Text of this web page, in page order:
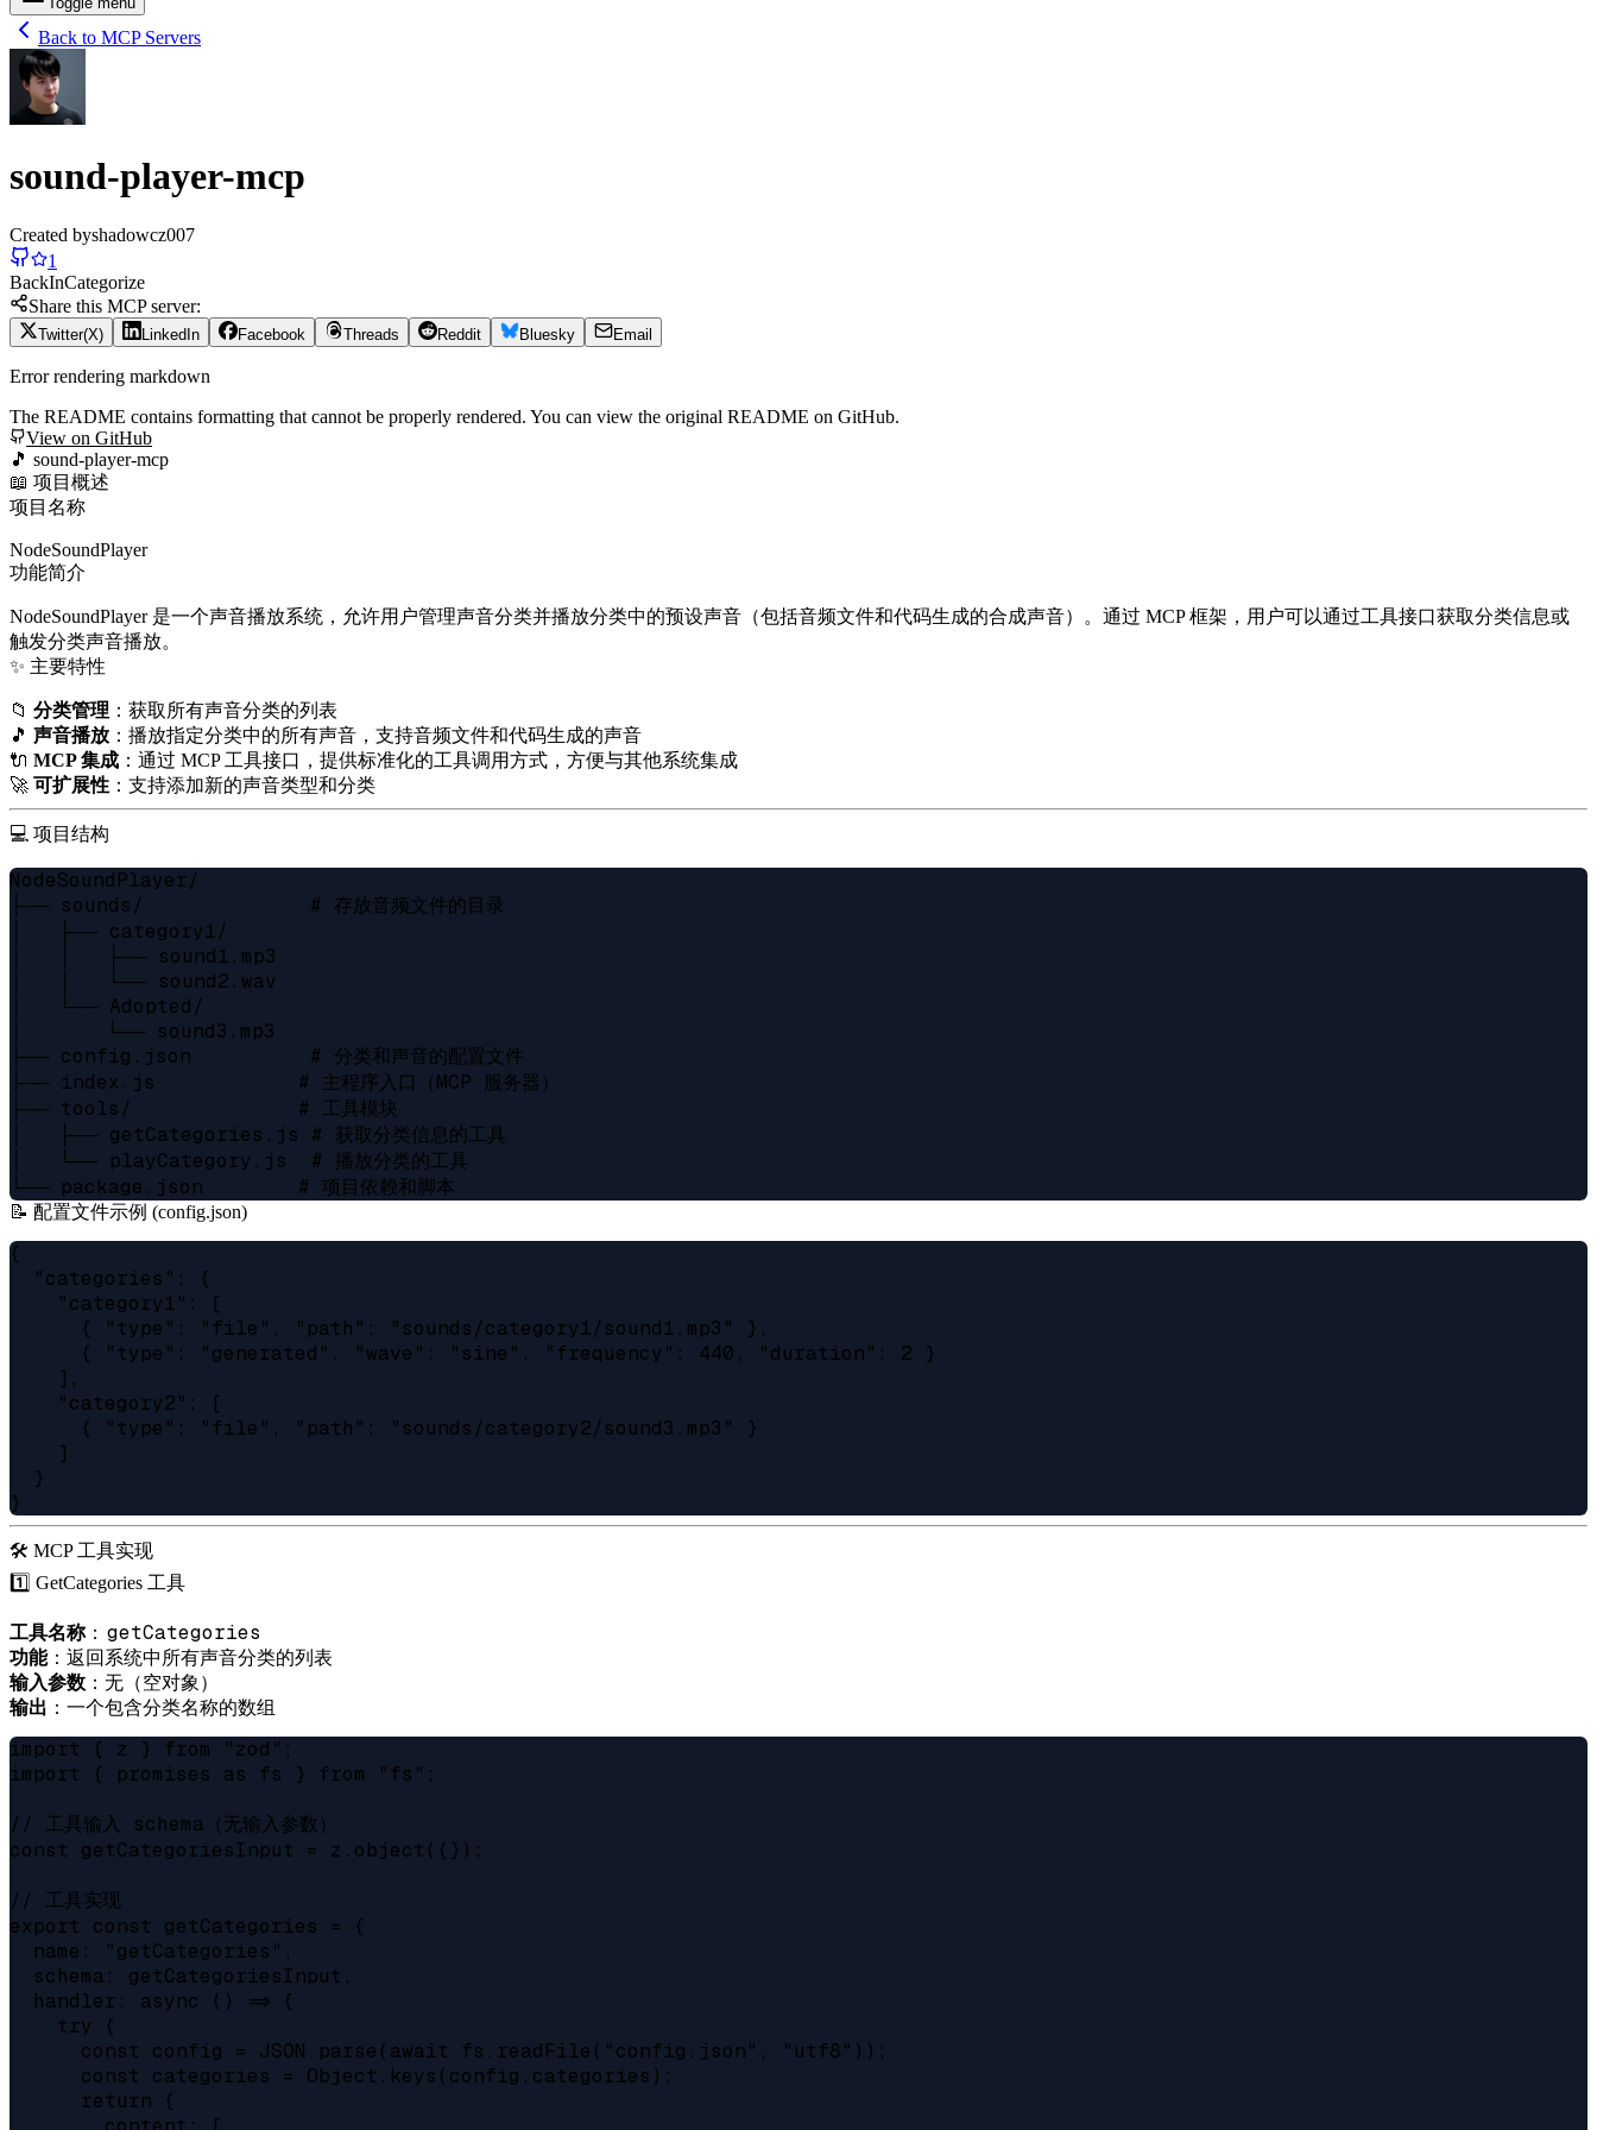
Back to MCP Servers
sound-player-mcp
Created byshadowcz007
1
BackInCategorize
Share this MCP server:
Twitter(X) LinkedIn Facebook Threads Reddit Bluesky Email
Error rendering markdown
The README contains formatting that cannot be properly rendered. You can view the original README on GitHub.
View on GitHub
🎵 sound-player-mcp
📖 项目概述
项目名称
NodeSoundPlayer
功能简介
NodeSoundPlayer 是一个声音播放系统，允许用户管理声音分类并播放分类中的预设声音（包括音频文件和代码生成的合成声音）。通过 MCP 框架，用户可以通过工具接口获取分类信息或
触发分类声音播放。
✨ 主要特性
📁 分类管理 ：获取所有声音分类的列表
🎵 声音播放 ：播放指定分类中的所有声音，支持音频文件和代码生成的声音
🔌 MCP 集成 ：通过 MCP 工具接口，提供标准化的工具调用方式，方便与其他系统集成
🚀 可扩展性 ：支持添加新的声音类型和分类
💻 项目结构
NodeSoundPlayer/
├── sounds/              # 存放音频文件的目录
│   ├── category1/
│   │   ├── sound1.mp3
│   │   └── sound2.wav
│   └── Adopted/
│       └── sound3.mp3
├── config.json          # 分类和声音的配置文件
├── index.js            # 主程序入口（MCP 服务器）
├── tools/              # 工具模块
│   ├── getCategories.js # 获取分类信息的工具
│   └── playCategory.js  # 播放分类的工具
📝 配置文件示例 (config.json)
{
  "categories": {
    "category1": [
      { "type": "file", "path": "sounds/category1/sound1.mp3" },
      { "type": "generated", "wave": "sine", "frequency": 440, "duration": 2 }
    ],
    "category2": [
      { "type": "file", "path": "sounds/category2/sound3.mp3" }
    ]
  }
🛠️ MCP 工具实现
1️⃣ GetCategories 工具
工具名称： getCategories
功能：返回系统中所有声音分类的列表
输入参数 ：无（空对象）
输出 ：一个包含分类名称的数组
import { z } from "zod";
import { promises as fs } from "fs";
// 工具输入 schema（无输入参数）
const getCategoriesInput = z.object({});
// 工具实现
export const getCategories = {
  name: "getCategories",
  schema: getCategoriesInput,
  handler: async () => {
    try {
      const config = JSON.parse(await fs.readFile("config.json", "utf8"));
      const categories = Object.keys(config.categories);
      return {